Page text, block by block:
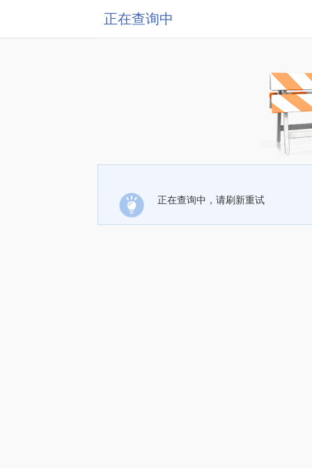
正在查询中
正在查询中，请刷新重试